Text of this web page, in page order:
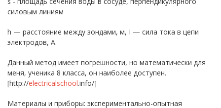
силовым линиям
h — расстояние между зондами, м, I — сила тока в цепи
электродов, А.
Данный метод имеет погрешности, но математически для
меня, ученика 8 класса, он наиболее доступен.
[http://electricalschool.info/]
Материалы и приборы: экспериментально-опытная